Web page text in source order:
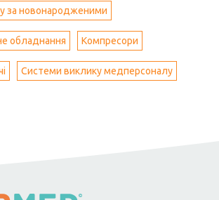
за новонародженими
обладнання Компресори
Системи виклику медперсоналу